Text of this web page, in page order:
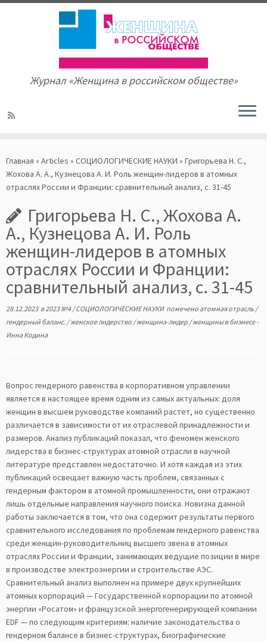
to
content
Журнал «Женщина в российском обществе»
Главная » Articles » СОЦИОЛОГИЧЕСКИЕ НАУКИ » Григорьева Н. С.,
Жохова А. А., Кузнецова А. И. Роль женщин-лидеров в атомных
отраслях России и Франции: сравнительный анализ, с. 31-45
Григорьева Н. С., Жохова А.
А., Кузнецова А. И. Роль
женщин-лидеров в атомных
отраслях России и Франции:
сравнительный анализ, с. 31-45
28.12.2023в2023 №4/СОЦИОЛОГИЧЕСКИЕ НАУКИ помечено атомная отрасль /
гендерный баланс. /женское лидерство /женщина-лидер /женщины в бизнесе-
Инна Кодина
Вопрос гендерного равенства в корпоративном управлении
является в настоящее время одним из самых актуальных: доля
женщин в высшем руководстве компаний растет, но существенно
различается в зависимости от их отраслевой принадлежности и
размеров. Анализ публикаций показал, что феномен женского
лидерства в бизнес-структурах атомной отрасли в научной
литературе представлен недостаточно. И хотя каждая из этих
публикаций освещает важную часть проблем, связанных с
гендерным фактором в атомной промышленности, они отражают
лишь отдельные направления научного поиска. Новизна данной
работы заключается в том, что она содержит результаты первого
сравнительного исследования по проблемам гендерного равенства
среди женщин-руководительниц высшего звена в атомных
отраслях России и Франции, занимающих ведущие позиции в мире
в производстве электроэнергии и строительстве АЭС.
Сравнительный анализ выполнен на примере двух крупнейших
атомных корпораций — Государственной корпорации по атомной
энергии «Росатом» и французской энергогенерирующей компании
EDF — по следующим критериям: наличие законодательства о
гендерном балансе в бизнес-структурах, биографические